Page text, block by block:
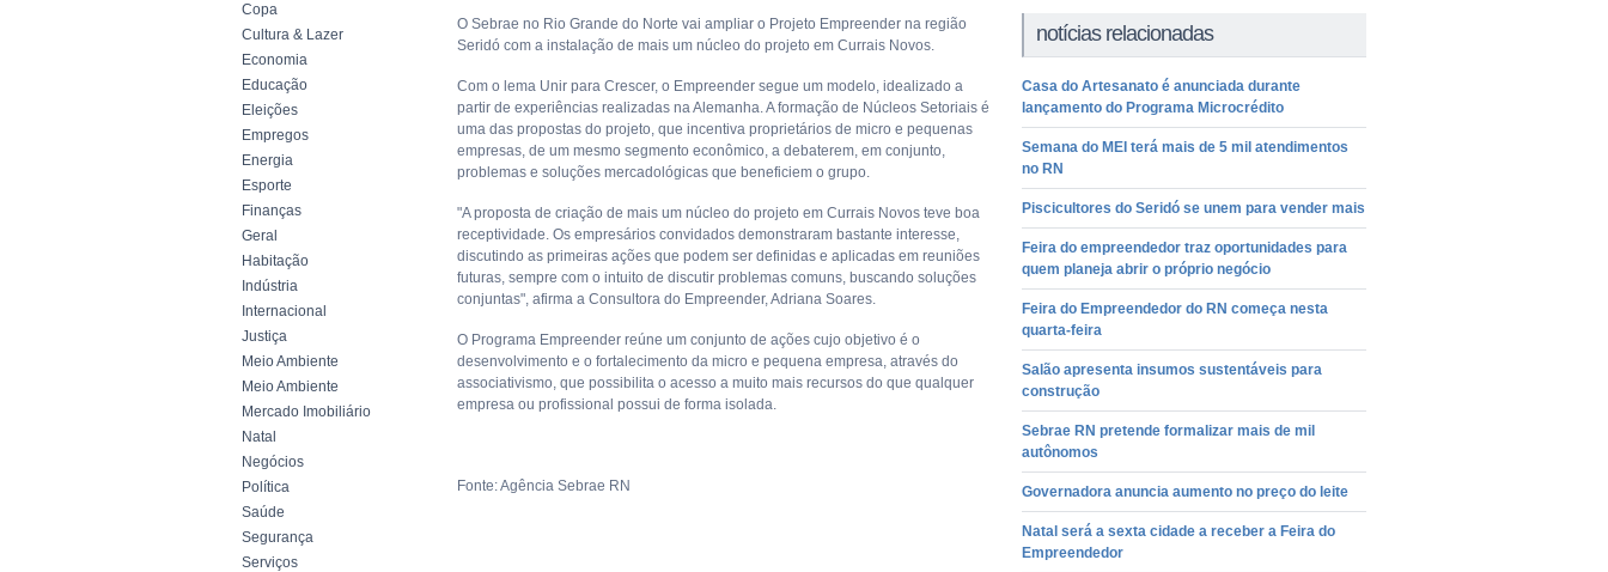
Copa
Cultura & Lazer
Economia
Educação
Eleições
Empregos
Energia
Esporte
Finanças
Geral
Habitação
Indústria
Internacional
Justiça
Meio Ambiente
Meio Ambiente
Mercado Imobiliário
Natal
Negócios
Política
Saúde
Segurança
Serviços
notícias relacionadas
Casa do Artesanato é anunciada durante
lançamento do Programa Microcrédito
Semana do MEI terá mais de 5 mil atendimentos
no RN
Piscicultores do Seridó se unem para vender mais
Feira do empreendedor traz oportunidades para
quem planeja abrir o próprio negócio
Feira do Empreendedor do RN começa nesta
quarta-feira
Salão apresenta insumos sustentáveis para
construção
Sebrae RN pretende formalizar mais de mil
autônomos
Governadora anuncia aumento no preço do leite
Natal será a sexta cidade a receber a Feira do
Empreendedor
O Sebrae no Rio Grande do Norte vai ampliar o Projeto Empreender na região
Seridó com a instalação de mais um núcleo do projeto em Currais Novos.
Com o lema Unir para Crescer, o Empreender segue um modelo, idealizado a
partir de experiências realizadas na Alemanha. A formação de Núcleos Setoriais é
uma das propostas do projeto, que incentiva proprietários de micro e pequenas
empresas, de um mesmo segmento econômico, a debaterem, em conjunto,
problemas e soluções mercadológicas que beneficiem o grupo.
"A proposta de criação de mais um núcleo do projeto em Currais Novos teve boa
receptividade. Os empresários convidados demonstraram bastante interesse,
discutindo as primeiras ações que podem ser definidas e aplicadas em reuniões
futuras, sempre com o intuito de discutir problemas comuns, buscando soluções
conjuntas", afirma a Consultora do Empreender, Adriana Soares.
O Programa Empreender reúne um conjunto de ações cujo objetivo é o
desenvolvimento e o fortalecimento da micro e pequena empresa, através do
associativismo, que possibilita o acesso a muito mais recursos do que qualquer
empresa ou profissional possui de forma isolada.
Fonte: Agência Sebrae RN